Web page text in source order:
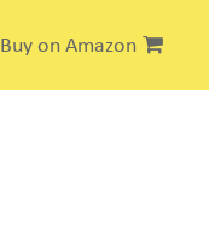
Buy on Amazon